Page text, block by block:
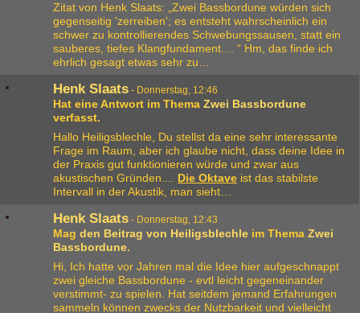
Zitat von Henk Slaats: „Zwei Bassbordune würden sich
gegenseitig 'zerreiben'; es entsteht wahrscheinlich ein
schwer zu kontrollierendes Schwebungssausen, statt ein
sauberes, tiefes Klangfundament.... “ Hm, das finde ich
ehrlich gesagt etwas sehr zu…
Henk Slaats - Donnerstag, 12:46
Hat eine Antwort im Thema Zwei Bassbordune
verfasst.
Hallo Heiligsblechle, Du stellst da eine sehr interessante
Frage im Raum, aber ich glaube nicht, dass deine Idee in
der Praxis gut funktionieren würde und zwar aus
akustischen Gründen.... Die Oktave ist das stabilste
Intervall in der Akustik, man sieht…
Henk Slaats - Donnerstag, 12:43
Mag den Beitrag von Heiligsblechle im Thema Zwei
Bassbordune.
Hi, Ich hatte vor Jahren mal die Idee hier aufgeschnappt
zwei gleiche Bassbordune - evtl leicht gegeneinander
verstimmt- zu spielen. Hat seitdem jemand Erfahrungen
sammeln können zwecks der Nutzbarkeit und vielleicht